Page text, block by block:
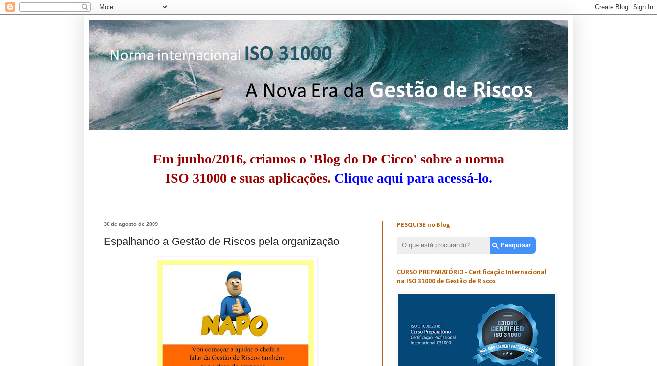
Em junho/2016, criamos o 'Blog do De Cicco' sobre a norma
ISO 31000 e suas aplicações. Clique aqui para acessá-lo.
30 de agosto de 2009
Espalhando a Gestão de Riscos pela organização
PESQUISE no Blog
CURSO PREPARATÓRIO - Certificação Internacional
na ISO 31000 de Gestão de Riscos